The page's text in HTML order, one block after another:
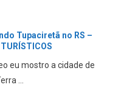
Tupaciretã no RS –
eu mostro a cidade de
...